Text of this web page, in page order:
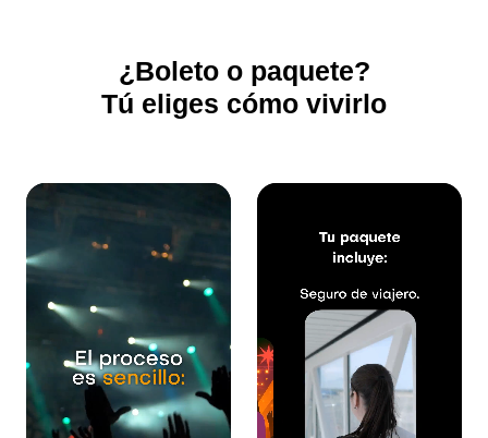
¿Boleto o paquete?
Tú eliges cómo vivirlo